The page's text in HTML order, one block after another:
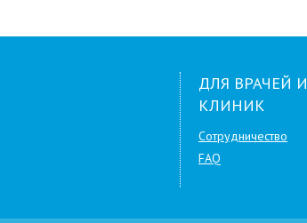
ДЛЯ ВРАЧЕЙ И
КЛИНИК
Сотрудничество
FAQ